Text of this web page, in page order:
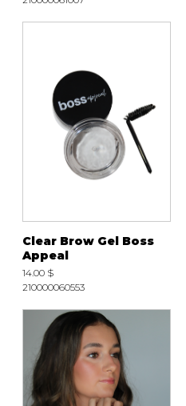
Clear Brow Gel Boss
Appeal
14.00 $
210000060553